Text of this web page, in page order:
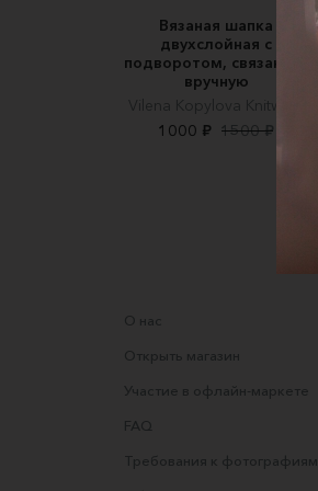
Вязаная шапка
двухслойная с
подворотом, связанная
вручную
Vilena Kopylova Knitwear
1000 ₽ 1500 ₽
О нас
Открыть магазин
Участие в офлайн-маркете
FAQ
Требования к фотографиям